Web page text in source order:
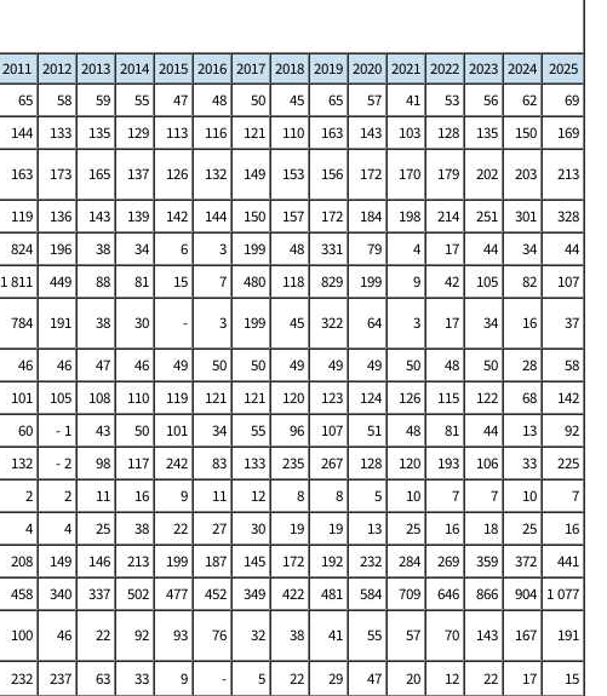
2011 2012 2013 2014 2015 2016 2017 2018 2019 2020 2021 2022 2023 2024 2025
65 58 59 55 47 48 50 45 65 57 41 53 56 62
69
144 133 135 129 113 116 121 110 163 143 103 128 135 150
169
163 173 165 137 126 132 149 153 156 172 170 179 202 203
213
119 136 143 139 142 144 150 157 172 184 198 214 251 301
328
824 196 38 34 6 3 199 48 331 79 4 17 44 34
44
1 811 449 88 81 15 7 480 118 829 199 9 42 105 82
107
784 191 38 30 - 3 199 45 322 64 3 17 34 16
37
46 46 47 46 49 50 50 49 49 49 50 48 50 28
58
101 105 108 110 119 121 121 120 123 124 126 115 122 68
142
60 - 1 43 50 101 34 55 96 107 51 48 81 44 13
92
132 - 2 98 117 242 83 133 235 267 128 120 193 106 33
225
2 2 11 16 9 11 12 8 8 5 10 7 7 10
7
4 4 25 38 22 27 30 19 19 13 25 16 18 25
16
208 149 146 213 199 187 145 172 192 232 284 269 359 372
441
458 340 337 502 477 452 349 422 481 584 709 646 866 904 1 077
100 46 22 92 93 76 32 38 41 55 57 70 143 167
191
232 237 63 33 9 - 5 22 29 47 20 12 22 17 15